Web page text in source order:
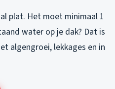
plat. Het moet minimaal 1
water op je dak? Dat is
algengroei, lekkages en in